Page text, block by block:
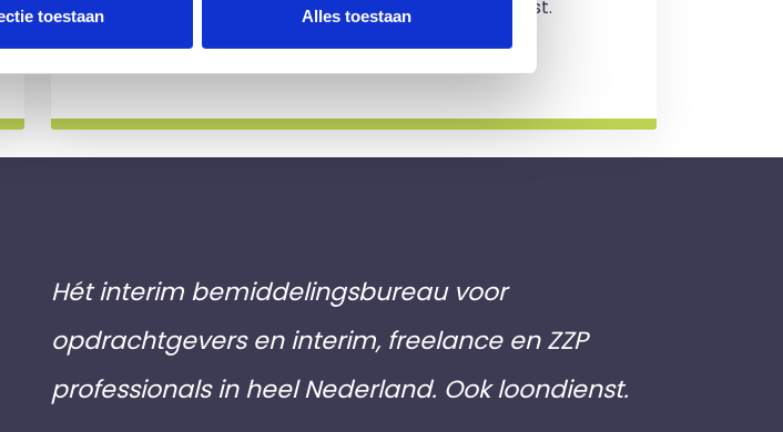
toestaan Alles toestaan
aan inschrijving en je zit nergens aan vast.
Hét interim bemiddelingsbureau voor
opdrachtgevers en interim, freelance en ZZP
professionals in heel Nederland. Ook loondienst.